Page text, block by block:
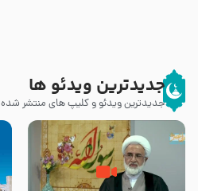
جدیدترین ویدئو ها
جدیدترین ویدئو و کلیپ های منتشر شده